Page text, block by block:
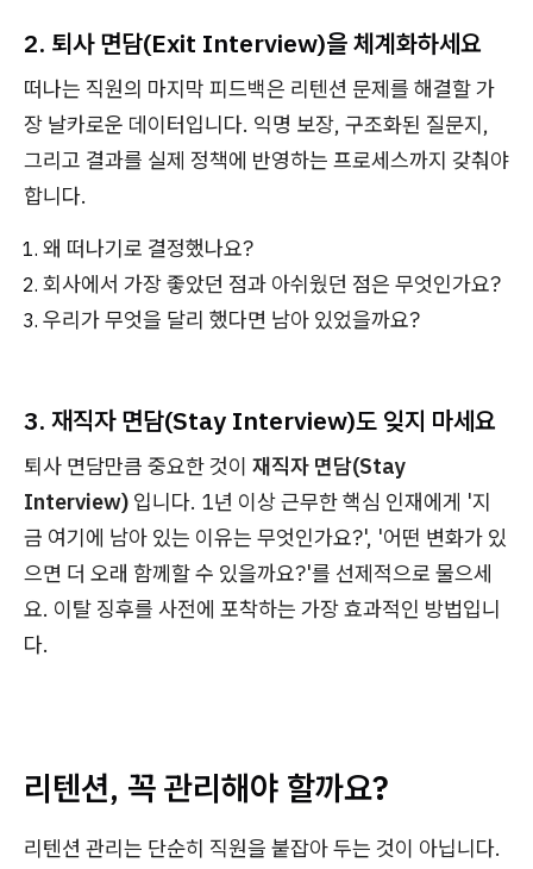
2. 퇴사 면담(Exit Interview)을 체계화하세요
떠나는 직원의 마지막 피드백은 리텐션 문제를 해결할 가
장 날카로운 데이터입니다. 익명 보장, 구조화된 질문지,
그리고 결과를 실제 정책에 반영하는 프로세스까지 갖춰야
합니다.
왜 떠나기로 결정했나요?
회사에서 가장 좋았던 점과 아쉬웠던 점은 무엇인가요?
우리가 무엇을 달리 했다면 남아 있었을까요?
3. 재직자 면담(Stay Interview)도 잊지 마세요
퇴사 면담만큼 중요한 것이 재직자 면담(Stay
Interview) 입니다. 1년 이상 근무한 핵심 인재에게 '지
금 여기에 남아 있는 이유는 무엇인가요?', '어떤 변화가 있
으면 더 오래 함께할 수 있을까요?'를 선제적으로 물으세
요. 이탈 징후를 사전에 포착하는 가장 효과적인 방법입니
다.
리텐션, 꼭 관리해야 할까요?
리텐션 관리는 단순히 직원을 붙잡아 두는 것이 아닙니다.